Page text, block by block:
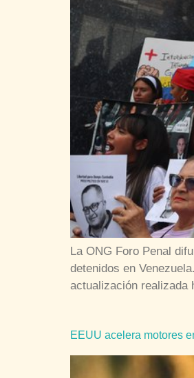
La ONG Foro Penal
detenidos en
actualización
EEUU acelera motores